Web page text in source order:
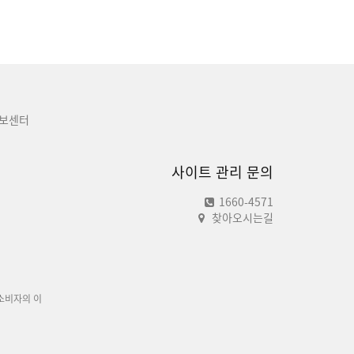
센터
사이트 관리 문의
1660-4571
찾아오시는길
비자의 이